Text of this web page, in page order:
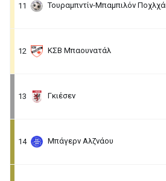
11 Τουραμπντίν-Μπαμπιλόν
12 ΚΣΒ Μπαουνατάλ
13 Γκιέσεν
14 Μπάγερν Αλζνάου